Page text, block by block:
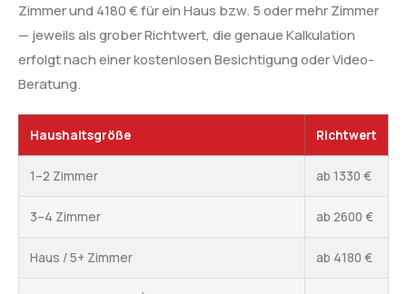
Zimmer und 4180 € für ein Haus bzw. 5 oder mehr Zimmer
— jeweils als grober Richtwert, die genaue Kalkulation
erfolgt nach einer kostenlosen Besichtigung oder Video-
Beratung.
Haushaltsgröße Richtwert
1–2 Zimmer ab 1330 €
3–4 Zimmer ab 2600 €
Haus / 5+ Zimmer ab 4180 €